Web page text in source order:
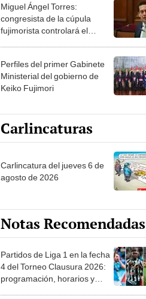
congresista de la cúpula
fujimorista controlará el
primer año del Senado
Ministerial del gobierno de
Keiko Fujimori
Carlincaturas
agosto de 2026
Notas Recomendadas
4 del Torneo Clausura 2026:
programación, horarios y
dónde ver